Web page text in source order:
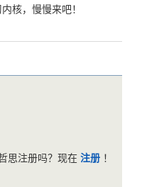
核，慢慢来吧！
思注册吗？现在 注册 ！